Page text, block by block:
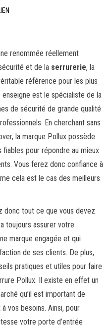
renommée réellement
et de la serrurerie, la
référence pour les plus
est le spécialiste de la
de sécurité de grande qualité
En cherchant sans
la marque Pollux possède
pour répondre au mieux
Vous ferez donc confiance à
cela est le cas des meilleurs
donc tout ce que vous devez
toujours assurer votre
marque engagée et qui
de ses clients. De plus,
pratiques et utiles pour faire
Pollux. Il existe en effet un
qu’il est important de
vos besoins. Ainsi, pour
votre porte d’entrée